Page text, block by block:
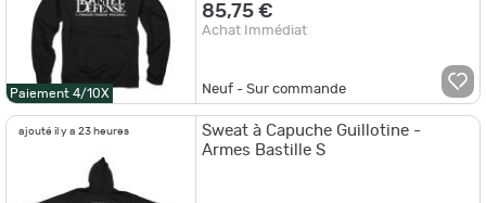
Paiement 4/10X
85,75 €
Achat Immédiat
Neuf - Sur commande
ajouté il y a 23 heures
Sweat à Capuche Guillotine -
Armes Bastille S